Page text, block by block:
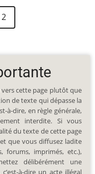
2
cette page plutôt que
de texte qui dépasse la
à-dire, en règle générale,
interdite. Si vous
du texte de cette page
que vous diffusez ladite
forums, imprimés, etc.),
délibérément une
à-dire un acte illégal